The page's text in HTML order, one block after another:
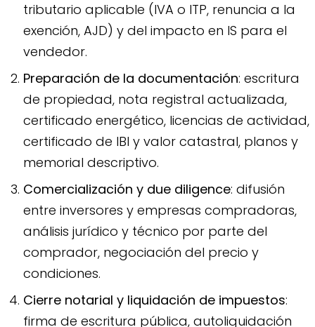
tributario aplicable (IVA o ITP, renuncia a la
exención, AJD) y del impacto en IS para el
vendedor.
Preparación de la documentación: escritura
de propiedad, nota registral actualizada,
certificado energético, licencias de actividad,
certificado de IBI y valor catastral, planos y
memorial descriptivo.
Comercialización y due diligence: difusión
entre inversores y empresas compradoras,
análisis jurídico y técnico por parte del
comprador, negociación del precio y
condiciones.
Cierre notarial y liquidación de impuestos:
firma de escritura pública, autoliquidación